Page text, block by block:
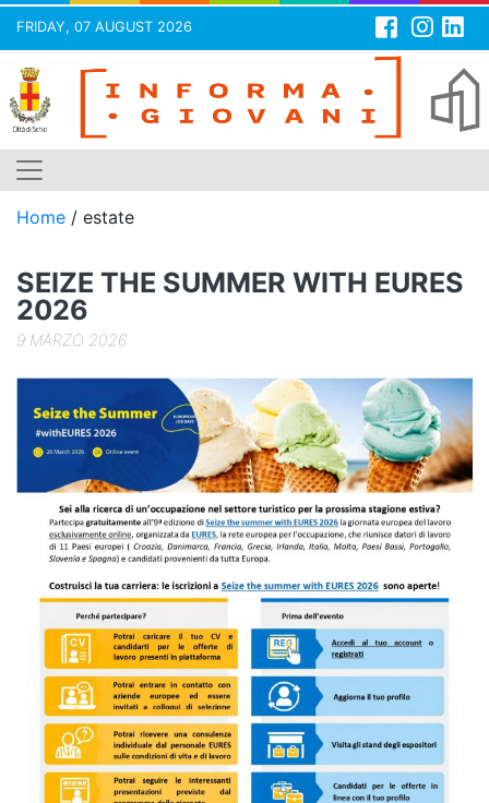
FRIDAY, 07 AUGUST 2026
Skip
content
Home / estate
SEIZE THE SUMMER WITH EURES
2026
9 MARZO 2026